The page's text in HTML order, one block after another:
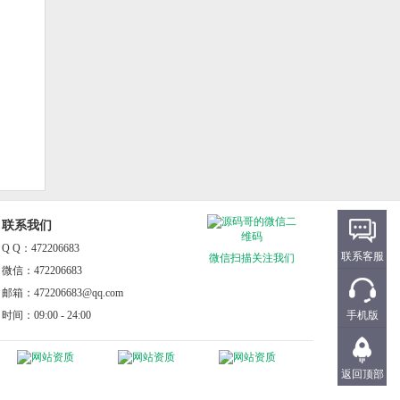
联系我们
Q Q：472206683
微信：472206683
邮箱：472206683@qq.com
时间：09:00 - 24:00
微信扫描关注我们 联系客服
手机版
返回顶部